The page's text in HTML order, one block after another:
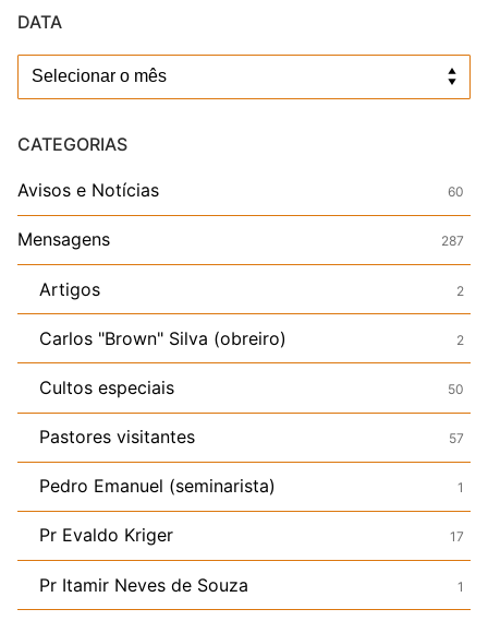
DATA
Data
CATEGORIAS
Avisos e Notícias 60
Mensagens 287
Artigos 2
Carlos "Brown" Silva (obreiro) 2
Cultos especiais 50
Pastores visitantes 57
Pedro Emanuel (seminarista) 1
Pr Evaldo Kriger 17
Pr Itamir Neves de Souza 1